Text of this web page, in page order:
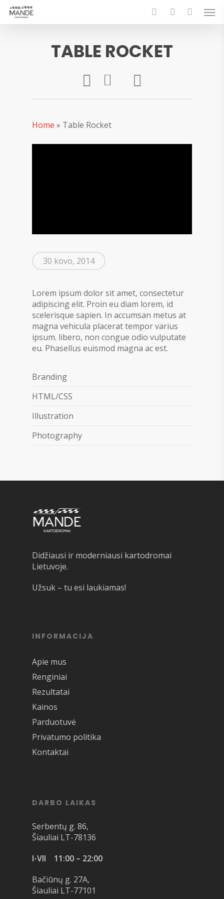
Skip
main
searchaccount
TABLE ROCKET
Home » Table Rocket
30 kovo, 2014
Lorem ipsum dolor sit amet, consectetur
adipiscing elit. Proin eu diam lorem, id
scelerisque sapien. In accumsan metus at
magna vehicula placerat tempor varius
ipsum. libero, non congue odio vulputate
eu. Phasellus euismod magna ac est.
Branding
HTML/CSS
Illustration
Photography
Didžiausi ir moderniausi kartodromai
Lietuvoje.
Užsuk – tu esi laukiamas!
INFORMACIJA
Apie mus
Renginiai
Rezultatai
Kainos
Parduotuvė
Privatumo politika
Kontaktai
DARBO LAIKAS
Serbentų g. 86,
Šiauliai LT-78136
I-VII 11:00 – 22:00
Bačiūnų g. 27A,
Šiauliai LT-77101